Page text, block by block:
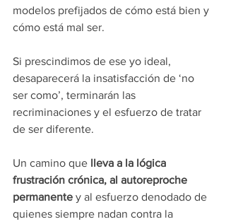
modelos prefijados de cómo está bien y
cómo está mal ser.
Si prescindimos de ese yo ideal,
desaparecerá la insatisfacción de ‘no
ser como’, terminarán las
recriminaciones y el esfuerzo de tratar
de ser diferente.
Un camino que lleva a la lógica
frustración crónica, al autoreproche
permanente y al esfuerzo denodado de
quienes siempre nadan contra la